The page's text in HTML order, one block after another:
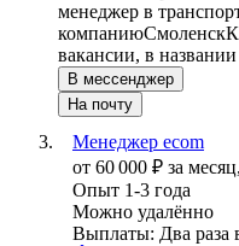
менеджер в
компаниюСмоленск
вакансии, в
В мессенджер
На почту
Менеджер ecom
от 60 000 ₽ за месяц,
Опыт 1-3 года
Можно удалённо
Выплаты: Два раза